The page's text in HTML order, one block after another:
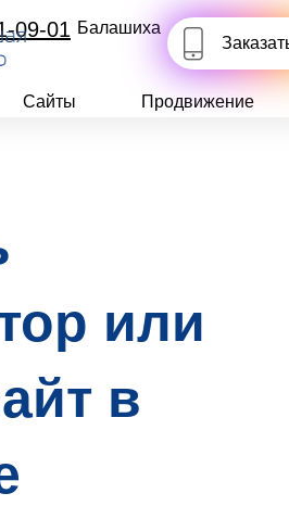
09-01 Балашиха
Сайты Продвижение
или
в